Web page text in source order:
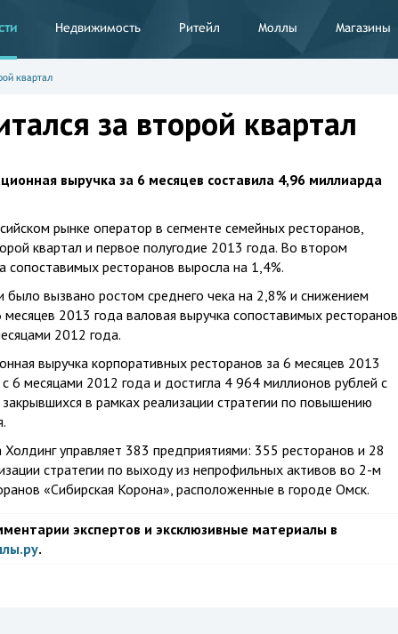
Недвижимость Ритейл Моллы Магазины
квартал
за второй квартал
выручка за 6 месяцев составила 4,96 миллиарда
рынке оператор в сегменте семейных ресторанов,
квартал и первое полугодие 2013 года. Во втором
сопоставимых ресторанов выросла на 1,4%.
было вызвано ростом среднего чека на 2,8% и снижением
месяцев 2013 года валовая выручка сопоставимых ресторанов
2012 года.
выручка корпоративных ресторанов за 6 месяцев 2013
6 месяцами 2012 года и достигла 4 964 миллионов рублей с
в рамках реализации стратегии по повышению
управляет 383 предприятиями: 355 ресторанов и 28
стратегии по выходу из непрофильных активов во 2-м
«Сибирская Корона», расположенные в городе Омск.
экспертов и эксклюзивные материалы в
.